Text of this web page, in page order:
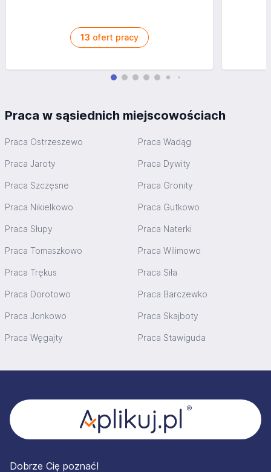
13 ofert pracy
Praca w sąsiednich miejscowościach
Praca Ostrzeszewo Praca Wadąg
Praca Jaroty Praca Dywity
Praca Szczęsne Praca Gronity
Praca Nikielkowo Praca Gutkowo
Praca Słupy Praca Naterki
Praca Tomaszkowo Praca Wilimowo
Praca Trękus Praca Siła
Praca Dorotowo Praca Barczewko
Praca Jonkowo Praca Skajboty
Praca Węgajty Praca Stawiguda
Dobrze Cię poznać!